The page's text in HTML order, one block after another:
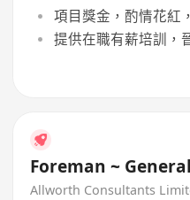
項目獎金，酌情花紅
提供在職有薪培訓，
Foreman ~
Allworth Consultants